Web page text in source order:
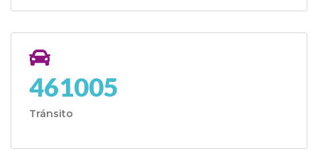
461005
Tránsito